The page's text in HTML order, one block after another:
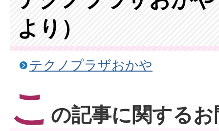
より）
テクノプラザおかや
こ の記事に関する